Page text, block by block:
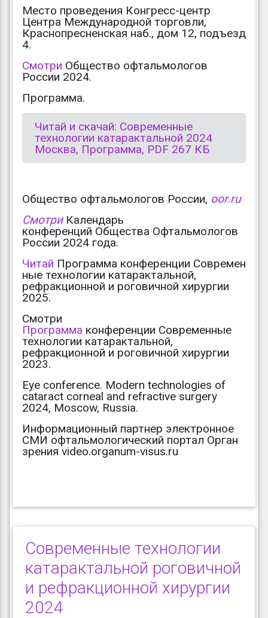
Место проведения Конгресс-центр
Центра Международной торговли,
Краснопресненская наб., дом 12, подъезд
4.
Смотри Общество офтальмологов
России 2024.
Программа.
Читай и скачай: Современные
технологии катарактальной 2024
Москва, Программа, PDF 267 КБ
Общество офтальмологов России, oor.ru
СмотриКалендарь
конференций Общества Офтальмологов
России 2024 года.
Читай Программа конференции Современ
ные технологии катарактальной,
рефракционной и роговичной хирургии
2025.
Смотри
Программа конференции Современные
технологии катарактальной,
рефракционной и роговичной хирургии
2023.
Eye conference. Modern technologies of
cataract corneal and refractive surgery
2024, Moscow, Russia.
Информационный партнер электронное
СМИ офтальмологический портал Орган
зрения video.organum-visus.ru
Современные технологии
катарактальной роговичной
и рефракционной хирургии
2024